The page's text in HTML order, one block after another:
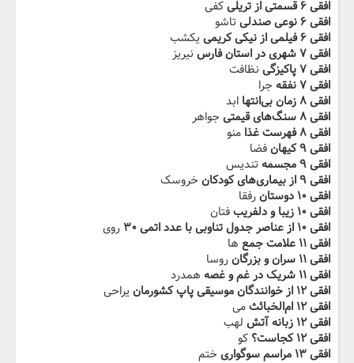
افقی ۶ قسمتی از تریلی
کفی
افقی ۶ نوعی صندلی
تاشو
افقی ۶ فیلمی از نیکی کریمی
یکشب
افقی ۷ شهری در استان فارس
نیریز
افقی ۷ پاکیزگی
نظافت
افقی ۷ نفقه
جرا
افقی ۸ زمان بی‌انتها
ابد
افقی ۸ سنگ‌های قیمتی
جواهر
افقی ۸ فهرست غذا
منو
افقی ۹ کیهان
فضا
افقی ۹ مجسمه
تندیس
افقی ۹ از بیماری‌های کودکان
خروسک
افقی ۱۰ دوستان
رفقا
افقی ۱۰ زیبا و دلفریب
فتان
افقی ۱۰ از عناصر جدول تناوبی با عدد اتمی ۳۰
روی
افقی ۱۱ علامت جمع
ها
افقی ۱۱ سران و بزرگان
روسا
افقی ۱۱ شریک در غم و غصه
همدرد
افقی ۱۲ از خوانندگان موسیقی پاپ کشورمان
یراحی
افقی ۱۲ ام‌الخبائث
می
افقی ۱۲ زبانه آتش
لهب
افقی ۱۲ کجاست؟
کو
افقی ۱۳ مراسم سوگواری
ختم